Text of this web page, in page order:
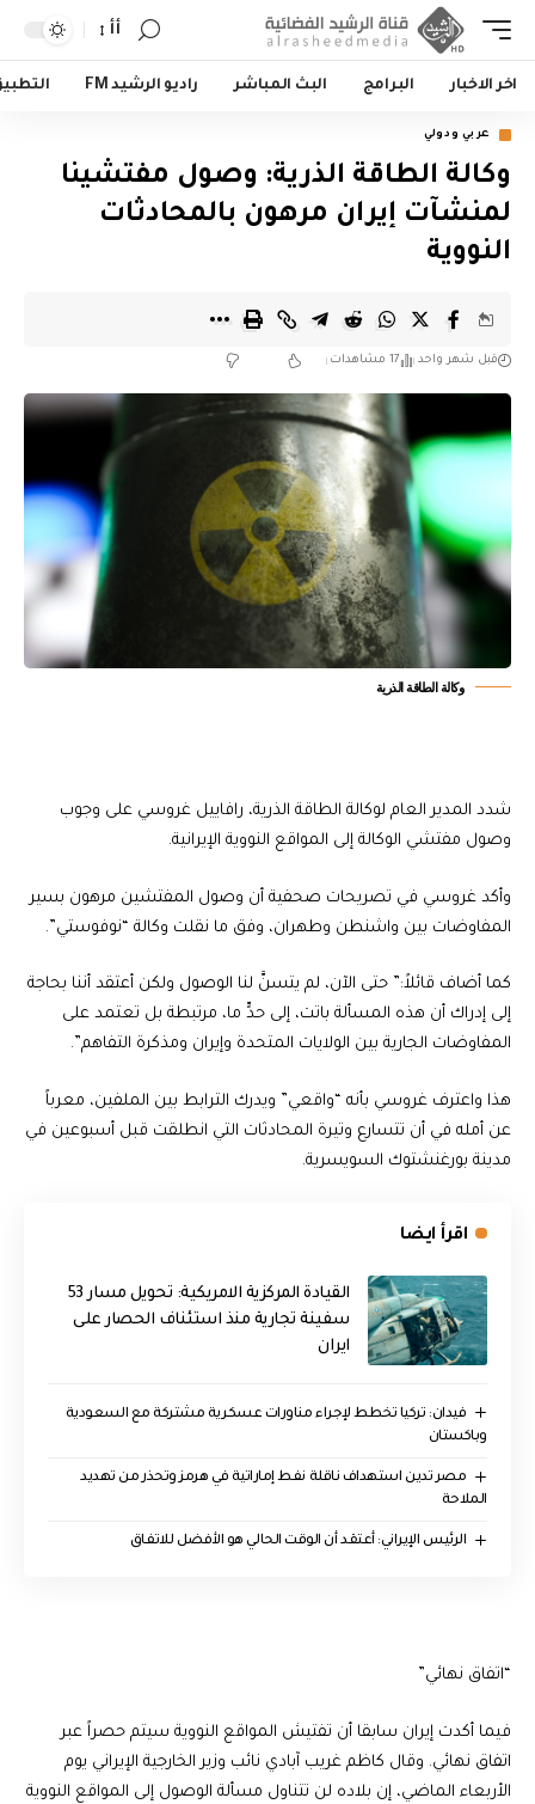
أأ
اخر الاخبار البرامج البث المباشر راديو الرشيد FM
عربي ودولي
وكالة الطاقة الذرية: وصول مفتشينا
لمنشآت إيران مرهون بالمحادثات
النووية
قبل شهر واحد 17 مشاهدات
وكالة الطاقة الذرية
شدد المدير العام لوكالة الطاقة الذرية، رافاييل غروسي على وجوب
وصول مفتشي الوكالة إلى المواقع النووية الإيرانية.
وأكد غروسي في تصريحات صحفية أن وصول المفتشين مرهون بسير
المفاوضات بين واشنطن وطهران، وفق ما نقلت وكالة “نوفوستي”.
كما أضاف قائلاً:” حتى الآن، لم يتسنَّ لنا الوصول ولكن أعتقد أننا بحاجة
إلى إدراك أن هذه المسألة باتت، إلى حدٍّ ما، مرتبطة بل تعتمد على
المفاوضات الجارية بين الولايات المتحدة وإيران ومذكرة التفاهم”.
هذا واعترف غروسي بأنه “واقعي” ويدرك الترابط بين الملفين، معرباً
عن أمله في أن تتسارع وتيرة المحادثات التي انطلقت قبل أسبوعين في
مدينة بورغنشتوك السويسرية.
اقرأ ايضا
القيادة المركزية الامريكية: تحويل مسار 53
سفينة تجارية منذ استئناف الحصار على
ايران
فيدان: تركيا تخطط لإجراء مناورات عسكرية مشتركة مع السعودية
وباكستان
مصر تدين استهداف ناقلة نفط إماراتية في هرمز وتحذر من تهديد
الملاحة
الرئيس الإيراني: أعتقد أن الوقت الحالي هو الأفضل للاتفاق
“اتفاق نهائي”
فيما أكدت إيران سابقا أن تفتيش المواقع النووية سيتم حصراً عبر
اتفاق نهائي. وقال كاظم غريب آبادي نائب وزير الخارجية الإيراني يوم
الأربعاء الماضي، إن بلاده لن تتناول مسألة الوصول إلى المواقع النووية